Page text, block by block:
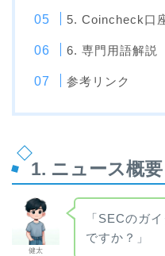
5. Coincheck口
6. 専門用語解説
参考リンク
1. ニュース概要
健太
「SECのガ
ですか？」